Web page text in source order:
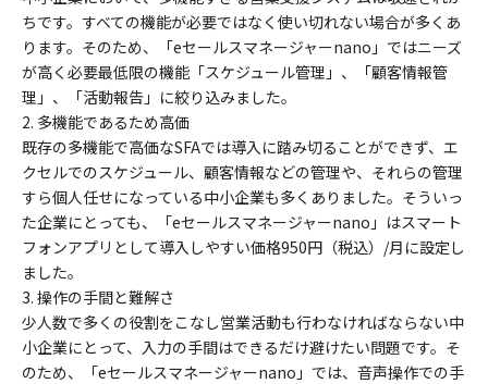
ちです。すべての機能が必要ではなく使い切れない場合が多くあ
ります。そのため、「eセールスマネージャーnano」ではニーズ
が高く必要最低限の機能「スケジュール管理」、「顧客情報管
理」、「活動報告」に絞り込みました。
2. 多機能であるため高価
既存の多機能で高価なSFAでは導入に踏み切ることができず、エ
クセルでのスケジュール、顧客情報などの管理や、それらの管理
すら個人任せになっている中小企業も多くありました。そういっ
た企業にとっても、「eセールスマネージャーnano」はスマート
フォンアプリとして導入しやすい価格950円（税込）/月に設定し
ました。
3. 操作の手間と難解さ
少人数で多くの役割をこなし営業活動も行わなければならない中
小企業にとって、入力の手間はできるだけ避けたい問題です。そ
のため、「eセールスマネージャーnano」では、音声操作での手